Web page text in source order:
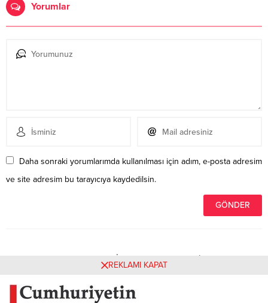
Yorumlar
Daha sonraki yorumlarımda kullanılması için adım, e-posta adresim
ve site adresim bu tarayıcıya kaydedilsin.
Henüz yorum yapılmamış. İlk yorumu yukarıdaki form
aracılığıyla siz yapabilirsiniz.REKLAMI KAPAT